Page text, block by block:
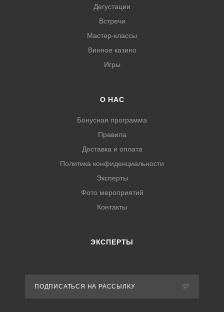
Дегустации
Встречи
Мастер-классы
Винное казино
Игры
О НАС
Бонусная программа
Правила
Доставка и оплата
Политика конфиденциальности
Эксперты
Фото мероприятий
Контакты
ЭКСПЕРТЫ
ПОДПИСАТЬСЯ НА РАССЫЛКУ